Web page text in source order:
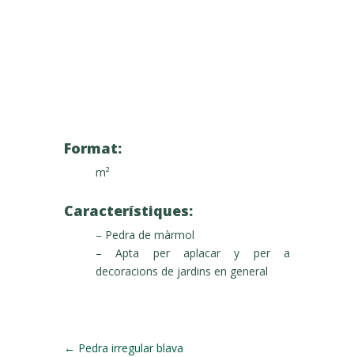
Format:
m²
Característiques:
– Pedra de màrmol
– Apta per aplacar y per a
decoracions de jardins en general
← Pedra irregular blava